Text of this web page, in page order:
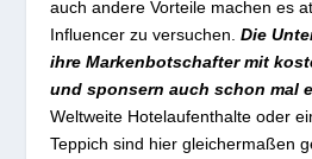
auch andere Vorteile machen es
Influencer zu versuchen.Die
ihre Markenbotschafter mit
und sponsern auch schon mal
Weltweite Hotelaufenthalte oder
Teppich sind hier gleichermaßen